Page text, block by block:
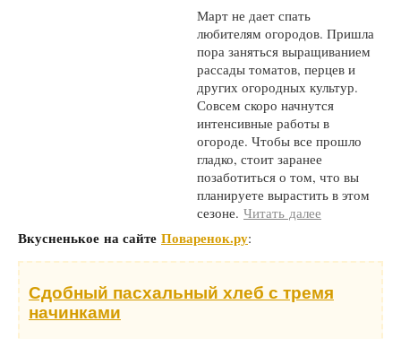
Март не дает спать
любителям огородов. Пришла
пора заняться выращиванием
рассады томатов, перцев и
других огородных культур.
Совсем скоро начнутся
интенсивные работы в
огороде. Чтобы все прошло
гладко, стоит заранее
позаботиться о том, что вы
планируете вырастить в этом
сезоне. Читать далее
Вкусненькое на сайте Поваренок.ру:
Сдобный пасхальный хлеб с тремя
начинками